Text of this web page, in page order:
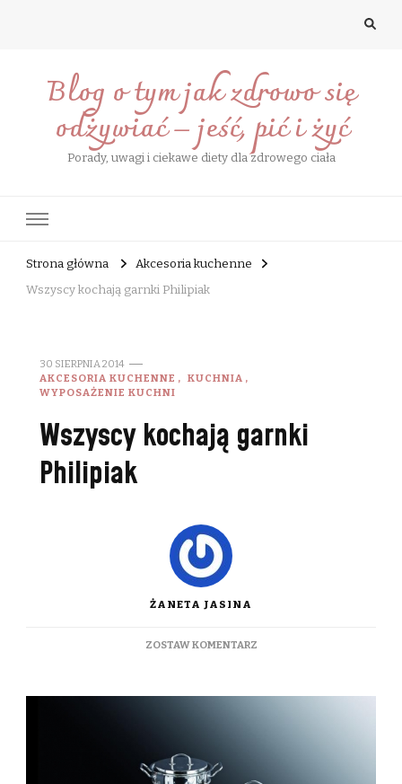
Blog o tym jak zdrowo się
odżywiać – jeść, pić i żyć
Porady, uwagi i ciekawe diety dla zdrowego ciała
Strona główna
Akcesoria kuchenne
Wszyscy kochają garnki Philipiak
30 SIERPNIA 2014
AKCESORIA KUCHENNE
KUCHNIA
WYPOSAŻENIE KUCHNI
Wszyscy kochają garnki
Philipiak
ŻANETA JASINA
ZOSTAW KOMENTARZDO
GARNKI